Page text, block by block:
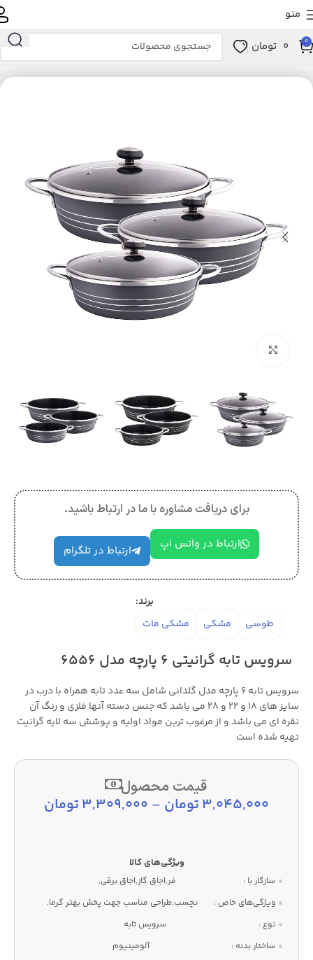
منو
0
0 تومان
و آشپزخانه آشپزخانه لوازم پخت و پز
برای دریافت مشاوره با ما در ارتباط باشید.
ارتباط در واتس اپ ارتباط در تلگرام
برند:
طوسی
مشکی مشکی مات
سرویس تابه گرانیتی ۶ پارچه مدل ۶۵۵۶
سرویس تابه ۶ پارچه مدل گلدانی شامل سه عدد تابه همراه با درب در
سایز های ۱۸ و ۲۲ و ۲۸ می باشد که جنس دسته آنها فلزی و رنگ آن
نقره ای می باشد و از مرغوب ترین مواد اولیه و پوشش سه لایه گرانیت
تهیه شده است
قیمت محصول
3,045,000تومان –
3,309,000تومان
سازگار با :
فر,اجاق گاز,اجاق برقی,
ویژگی‌های خاص :
نچسب,طراحی مناسب جهت پخش بهتر گرما,
نوع :
سرویس تابه
ساختار بدنه :
آلومینیوم